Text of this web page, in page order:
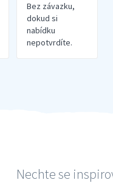
Bez závazku,
dokud si
nabídku
nepotvrdíte.
Nechte se